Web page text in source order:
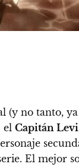
(y no tanto, ya
el Capitán Levi
El mejor